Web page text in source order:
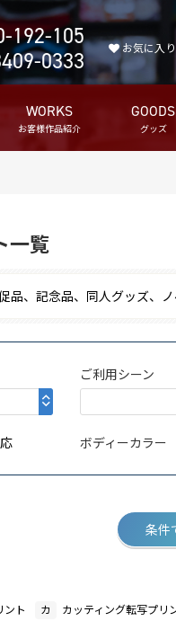
WORKS
お客様作品紹介
GOODS
グッズ
192-105
0333 お気に入り
一覧
品、記念品、同人グッズ、
ご利用シーン
ボディーカラー
条件
ント カ カッティング転写プリ